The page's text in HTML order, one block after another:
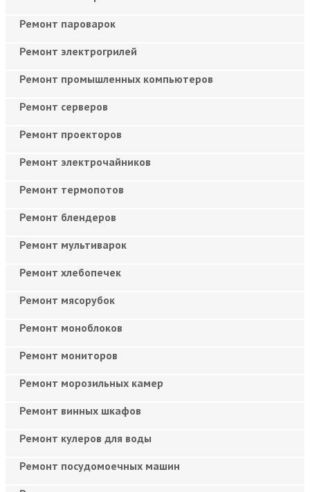
Ремонт пароварок
Ремонт электрогрилей
Ремонт промышленных компьютеров
Ремонт серверов
Ремонт проекторов
Ремонт электрочайников
Ремонт термопотов
Ремонт блендеров
Ремонт мультиварок
Ремонт хлебопечек
Ремонт мясорубок
Ремонт моноблоков
Ремонт мониторов
Ремонт морозильных камер
Ремонт винных шкафов
Ремонт кулеров для воды
Ремонт посудомоечных машин